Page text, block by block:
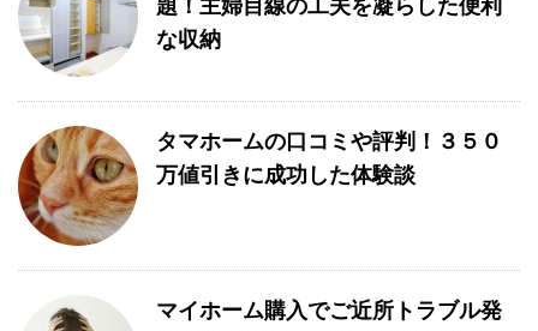
題！主婦目線の工夫を凝らした便利
な収納
タマホームの口コミや評判！３５０
万値引きに成功した体験談
マイホーム購入でご近所トラブル発